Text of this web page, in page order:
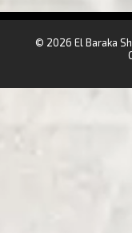
© 2026 El Baraka